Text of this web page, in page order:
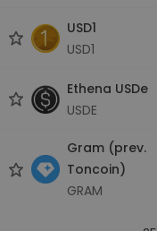
USD1
USD1
Ethena USDe
USDE
Gram (prev.
Toncoin)
GRAM